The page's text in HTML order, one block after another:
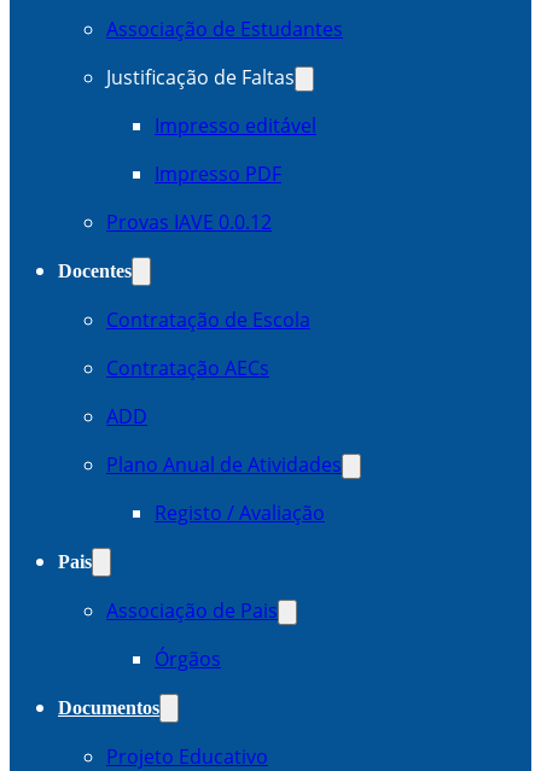
Associação de Estudantes
Justificação de Faltas
Impresso editável
Impresso PDF
Provas IAVE 0.0.12
Docentes
Contratação de Escola
Contratação AECs
ADD
Plano Anual de Atividades
Registo / Avaliação
Pais
Associação de Pais
Órgãos
Documentos
Projeto Educativo